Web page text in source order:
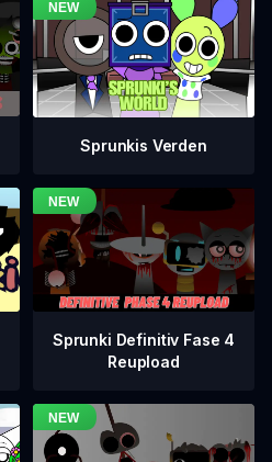
Sprunkis Verden
Sprunki Definitiv Fase 4
Reupload